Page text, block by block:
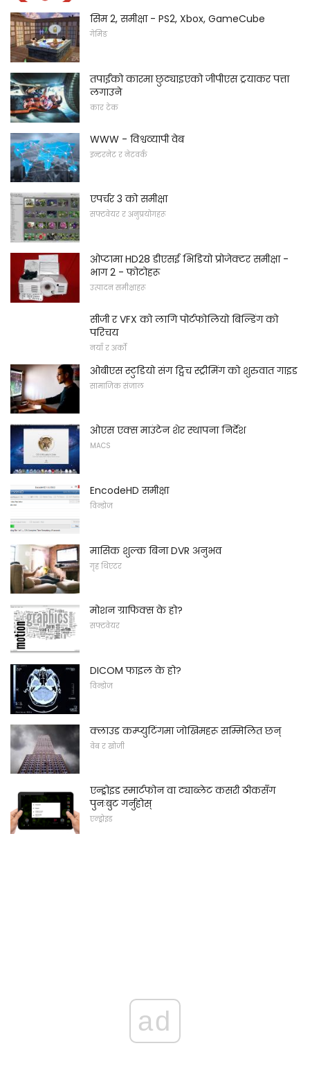
सिम 2, समीक्षा - PS2, Xbox, GameCube
गेमिङ
तपाईंको कारमा छुट्याइएको जीपीएस ट्रयाकर पत्ता
लगाउने
कार टेक
WWW - विश्वव्यापी वेब
इन्टरनेट र नेटवर्क
एपर्चर 3 को समीक्षा
सफ्टवेयर र अनुप्रयोगहरू
ओप्टामा HD28 डीएसई भिडियो प्रोजेक्टर समीक्षा -
भाग 2 - फोटोहरू
उत्पादन समीक्षाहरू
सीजी र VFX को लागि पोर्टफोलियो बिल्डिंग को
परिचय
नयाँ र अर्को
ओबीएस स्टुडियो संग ट्विच स्ट्रीमिंग को शुरुवात गाइड
सामाजिक संजाल
ओएस एक्स माउंटेन शेर स्थापना निर्देश
MACS
EncodeHD समीक्षा
विन्डोज
मासिक शुल्क बिना DVR अनुभव
गृह थिएटर
मोशन ग्राफिक्स के हो?
सफ्टवेयर
DICOM फाइल के हो?
विन्डोज
क्लाउड कम्प्युटिंगमा जोखिमहरू सम्मिलित छन्
वेब र खोजी
एन्ड्रोइड स्मार्टफोन वा ट्याब्लेट कसरी ठीकसँग
पुनःबुट गर्नुहोस्
एन्ड्रोइड
ad